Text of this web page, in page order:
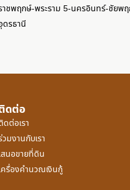
าชพฤกษ์-พระราม 5-นครอินทร์-ชัยพ
ดรธานี
ดต่อ
ดต่อเรา
วมงานกับเรา
สนอขายที่ดิน
ครื่องคำนวณเงินกู้